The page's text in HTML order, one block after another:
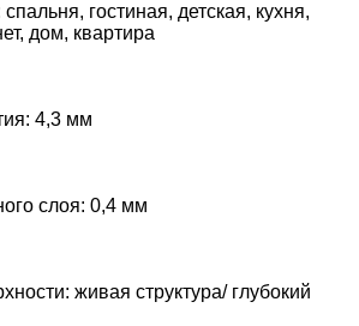
гостиная, детская, кухня,
дом, квартира
4,3 мм
слоя: 0,4 мм
живая структура/ глубокий